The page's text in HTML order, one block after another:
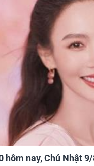
hôm nay, Chủ Nhật